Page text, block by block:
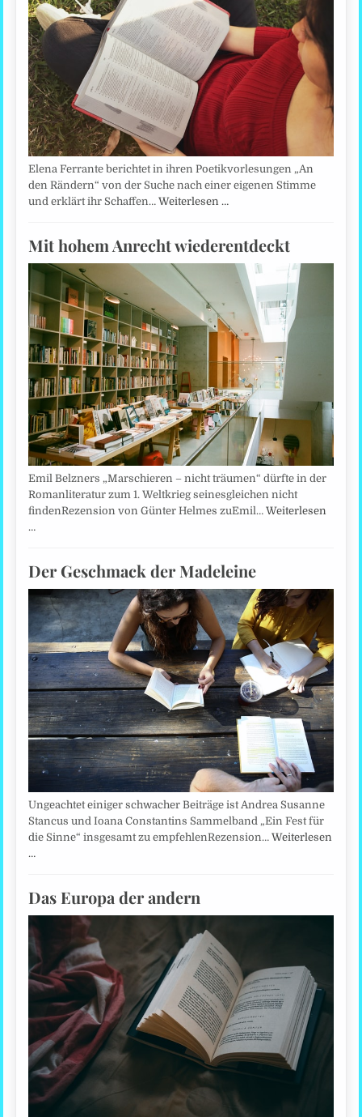
Elena Ferrante berichtet in ihren Poetikvorlesungen „An
den Rändern“ von der Suche nach einer eigenen Stimme
und erklärt ihr Schaffen…Weiterlesen …
Mit hohem Anrecht wiederentdeckt
Emil Belzners „Marschieren – nicht träumen“ dürfte in der
Romanliteratur zum 1. Weltkrieg seinesgleichen nicht
findenRezension von Günter Helmes zuEmil…Weiterlesen
…
Der Geschmack der Madeleine
Ungeachtet einiger schwacher Beiträge ist Andrea Susanne
Stancus und Ioana Constantins Sammelband „Ein Fest für
die Sinne“ insgesamt zu empfehlenRezension…Weiterlesen
…
Das Europa der andern